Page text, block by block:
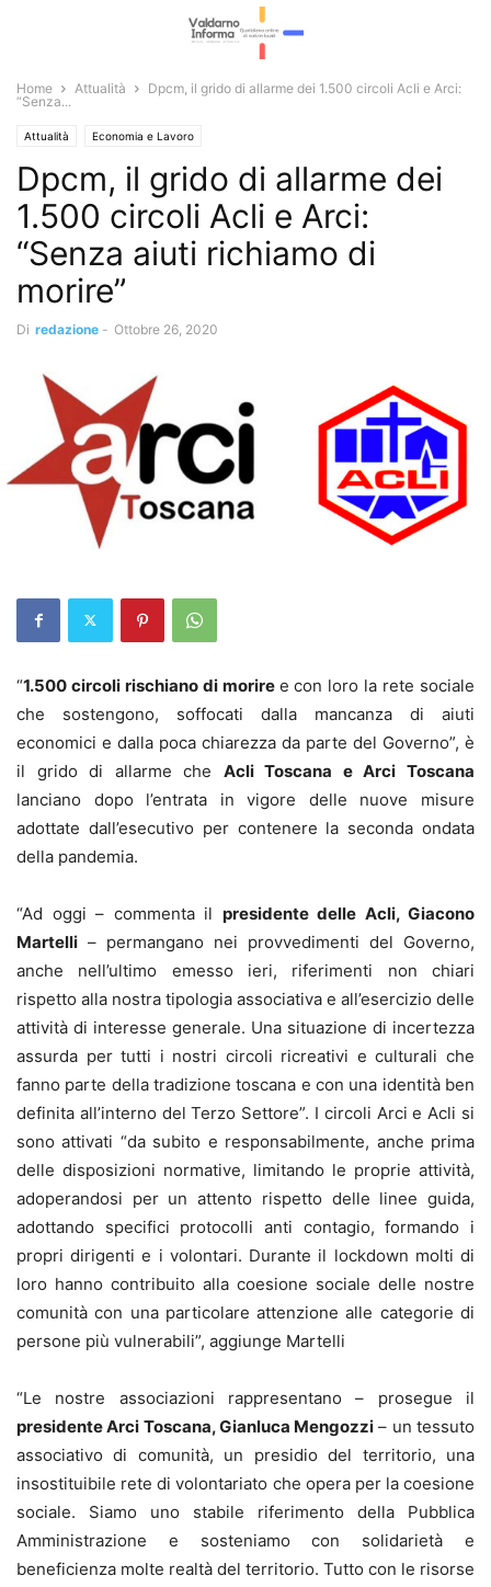
Home Attualità
Dpcm, il grido di allarme dei 1.500 circoli Acli e Arci:
“Senza...
Attualità Economia e Lavoro
Dpcm, il grido di allarme dei
1.500 circoli Acli e Arci:
“Senza aiuti richiamo di
morire”
Di redazione - Ottobre 26, 2020
“1.500 circoli rischiano di morire e con loro la rete sociale
che sostengono, soffocati dalla mancanza di aiuti
economici e dalla poca chiarezza da parte del Governo”, è
il grido di allarme che Acli Toscana e Arci Toscana
lanciano dopo l’entrata in vigore delle nuove misure
adottate dall’esecutivo per contenere la seconda ondata
della pandemia.
“Ad oggi – commenta il presidente delle Acli, Giacono
Martelli – permangano nei provvedimenti del Governo,
anche nell’ultimo emesso ieri, riferimenti non chiari
rispetto alla nostra tipologia associativa e all’esercizio delle
attività di interesse generale. Una situazione di incertezza
assurda per tutti i nostri circoli ricreativi e culturali che
fanno parte della tradizione toscana e con una identità ben
definita all’interno del Terzo Settore”. I circoli Arci e Acli si
sono attivati “da subito e responsabilmente, anche prima
delle disposizioni normative, limitando le proprie attività,
adoperandosi per un attento rispetto delle linee guida,
adottando specifici protocolli anti contagio, formando i
propri dirigenti e i volontari. Durante il lockdown molti di
loro hanno contribuito alla coesione sociale delle nostre
comunità con una particolare attenzione alle categorie di
persone più vulnerabili”, aggiunge Martelli
“Le nostre associazioni rappresentano – prosegue il
presidente Arci Toscana, Gianluca Mengozzi – un tessuto
associativo di comunità, un presidio del territorio, una
insostituibile rete di volontariato che opera per la coesione
sociale. Siamo uno stabile riferimento della Pubblica
Amministrazione e sosteniamo con solidarietà e
beneficienza molte realtà del territorio. Tutto con le risorse